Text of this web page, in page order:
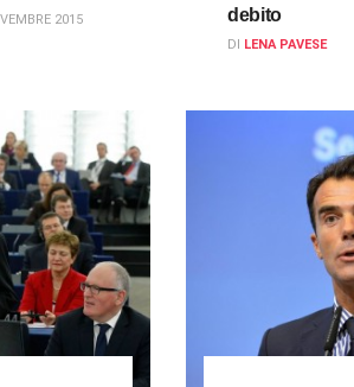
2015
debito
DI LENA PAVESE